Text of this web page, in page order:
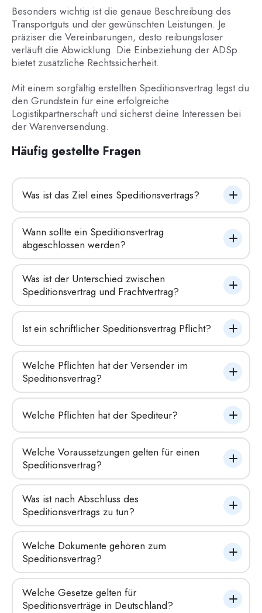
Besonders wichtig ist die genaue Beschreibung des
Transportguts und der gewünschten Leistungen. Je
präziser die Vereinbarungen, desto reibungsloser
verläuft die Abwicklung. Die Einbeziehung der ADSp
bietet zusätzliche Rechtssicherheit.
Mit einem sorgfältig erstellten Speditionsvertrag legst du
den Grundstein für eine erfolgreiche
Logistikpartnerschaft und sicherst deine Interessen bei
der Warenversendung.
Häufig gestellte Fragen
Was ist das Ziel eines Speditionsvertrags?
Wann sollte ein Speditionsvertrag
abgeschlossen werden?
Was ist der Unterschied zwischen
Speditionsvertrag und Frachtvertrag?
Ist ein schriftlicher Speditionsvertrag Pflicht?
Welche Pflichten hat der Versender im
Speditionsvertrag?
Welche Pflichten hat der Spediteur?
Welche Voraussetzungen gelten für einen
Speditionsvertrag?
Was ist nach Abschluss des
Speditionsvertrags zu tun?
Welche Dokumente gehören zum
Speditionsvertrag?
Welche Gesetze gelten für
Speditionsverträge in Deutschland?